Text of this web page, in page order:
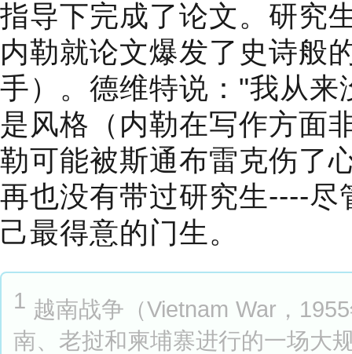
指导下完成了论文。研究
内勒就论文爆发了史诗般
手）。德维特说："我从
是风格（内勒在写作方面
勒可能被斯通布雷克伤了
再也没有带过研究生----
己最得意的门生。
1 越南战争（Vietnam War，
南、老挝和柬埔寨进行的一场大